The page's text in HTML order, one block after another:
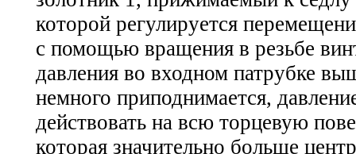
которой регулируется
с помощью вращения в резьбе
давления во входном патрубке
немного приподнимается,
действовать на всю торцевую
которая значительно больше